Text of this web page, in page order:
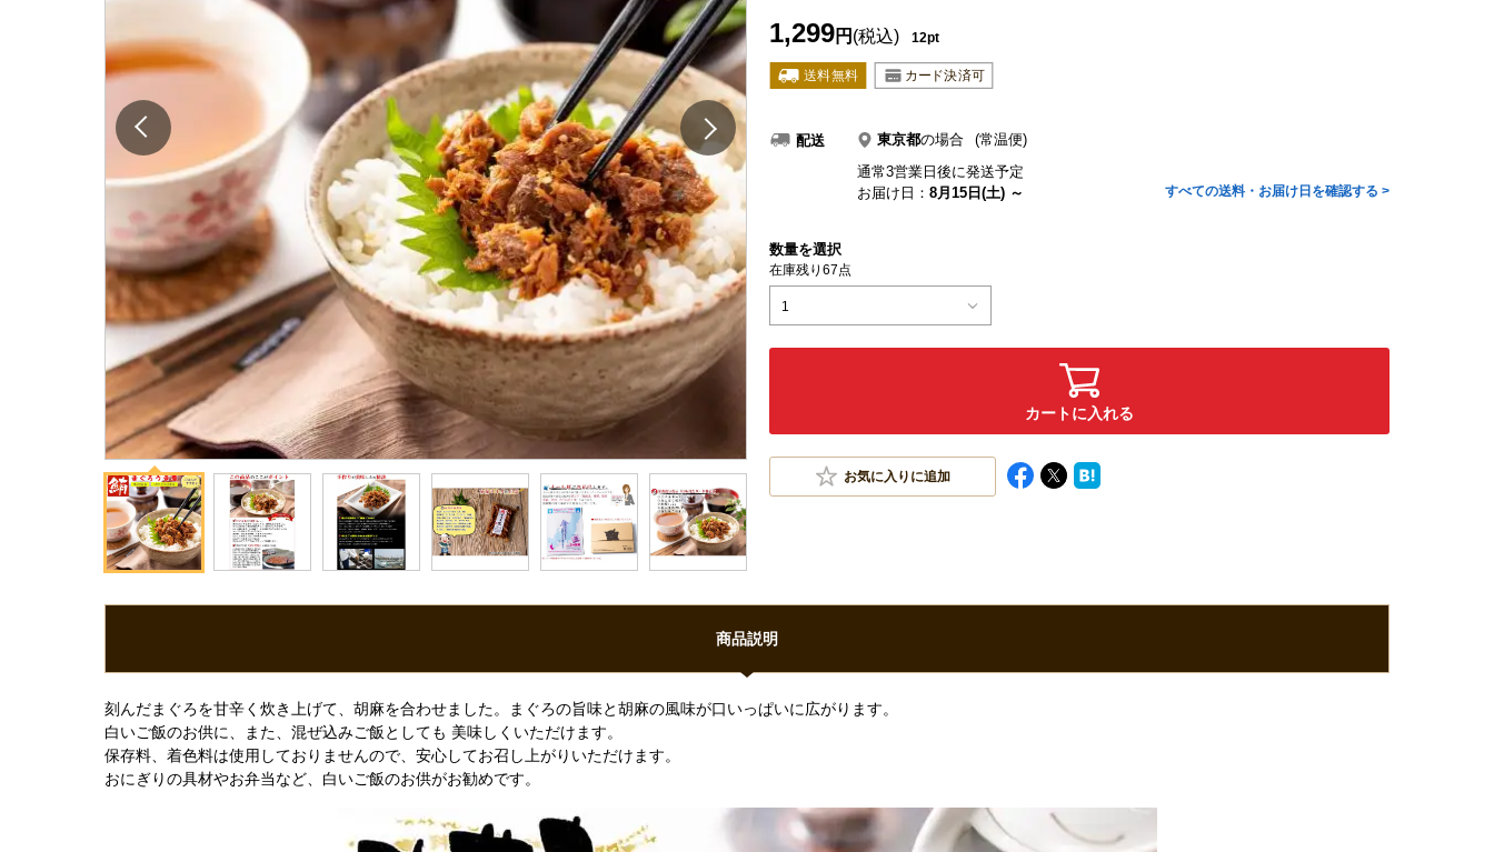
1,299円 (税込) 12pt
配送 東京都の場合
(常温便)
通常3営業日後に発送予定
お届け日： 8月15日(土) ～ すべての送料・お届け日を確認する >
数量を選択
在庫残り67点
1
カートに入れる
お気に入りに追加
商品説明
刻んだまぐろを甘辛く炊き上げて、胡麻を合わせました。まぐろの旨味と胡麻の風味が口いっぱいに広がります。
白いご飯のお供に、また、混ぜ込みご飯としても 美味しくいただけます。
保存料、着色料は使用しておりませんので、安心してお召し上がりいただけます。
おにぎりの具材やお弁当など、白いご飯のお供がお勧めです。